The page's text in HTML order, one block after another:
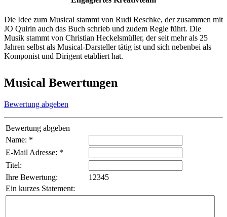
Die Idee zum Musical stammt von Rudi Reschke, der zusammen mit
JO Quirin auch das Buch schrieb und zudem Regie führt. Die
Musik stammt von Christian Heckelsmüller, der seit mehr als 25
Jahren selbst als Musical-Darsteller tätig ist und sich nebenbei als
Komponist und Dirigent etabliert hat.
Musical Bewertungen
Bewertung abgeben
Bewertung abgeben
Name: *
E-Mail Adresse: *
Titel:
Ihre Bewertung:
1 2345
Ein kurzes Statement: